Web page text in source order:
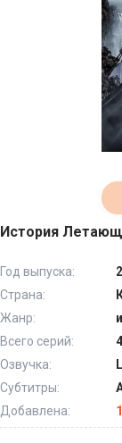
История
Год выпуска:
Страна:
Жанр:
Всего серий:
Озвучка:
Субтитры:
Добавлена: